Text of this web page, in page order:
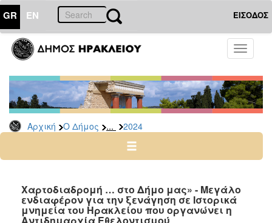
GR EN ΕΙΣΟΔΟΣ
Toggle
Αρχική Ο Δήμος ... 2024
ΔΗΜΟΣ
Δελτία
Τύπου
Αρχείο
2026
2024
2022
2021
Χαρτοδιαδρομή … στο Δήμο μας» - Μεγάλο
ενδιαφέρον για την ξενάγηση σε Ιστορικά
μνημεία του Ηρακλείου που οργανώνει η
Αντιδημαρχία Εθελοντισμού